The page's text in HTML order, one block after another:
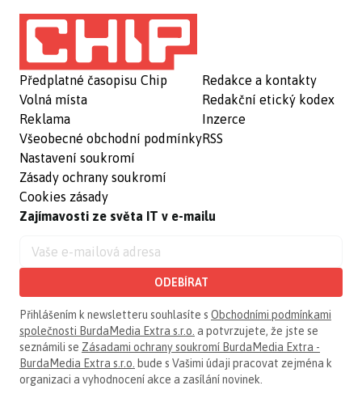
Předplatné časopisu Chip
Volná místa
Reklama
Všeobecné obchodní podmínky
Nastavení soukromí
Zásady ochrany soukromí
Cookies zásady
Redakce a kontakty
Redakční etický kodex
Inzerce
RSS
Zajímavosti ze světa IT v e-mailu
ODEBÍRAT
Přihlášením k newsletteru souhlasíte s Obchodními podmínkami
společnosti BurdaMedia Extra s.r.o. a potvrzujete, že jste se
seznámili se Zásadami ochrany soukromí BurdaMedia Extra -
BurdaMedia Extra s.r.o. bude s Vašimi údaji pracovat zejména k
organizaci a vyhodnocení akce a zasílání novinek.